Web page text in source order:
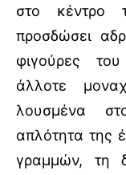
στο κέντρο
προσδώσει
φιγούρες
άλλοτε
λουσμένα
απλότητα της
γραμμών, τη